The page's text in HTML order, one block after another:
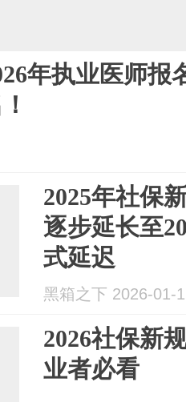
年执业医师报
2025年社保
逐步延长至
式延迟
黑箱之下 2026-01-
2026社保新
业者必看